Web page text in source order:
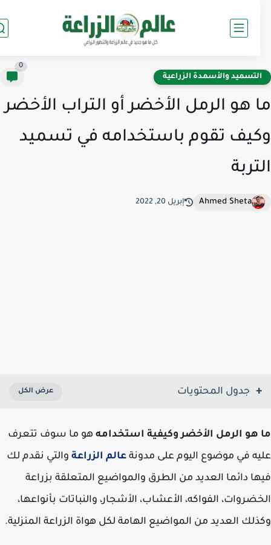
والأسمدة الزراعية
هو الرمل الأخضر أو التراب الأخضر
تقوم باستخدامه في تسميد
Ahmed Sheta إبريل 20, 2022
جدول المحتويات
هو الرمل الأخضر وكيفية استخدامههو ما سوف تتعرف
في موضوع اليوم على مدونةعالم الزراعةوالتي نقدم لك
دائما العديد من الطرق والمواضيع المتعلقة بزراعة
الفواكه، الأعشاب، الأشجار، والنباتات بأنواعها،
العديد من المواضيع الهامة لكل هواة الزراعة المنزلية.